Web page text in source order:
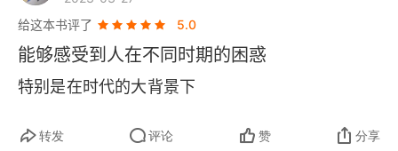
后来的事
版权信息
二
给这本书评了
5.0
能够感受到人在不同时期的困惑
特别是在时代的大背景下
转发 评论 赞 分享